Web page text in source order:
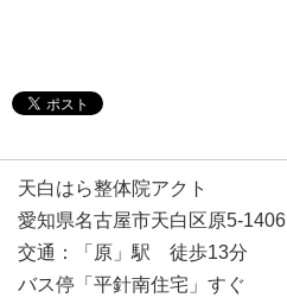
天白はら整体院アクト
愛知県名古屋市天白区原5-1406
交通：「原」駅 徒歩13分
バス停「平針南住宅」すぐ